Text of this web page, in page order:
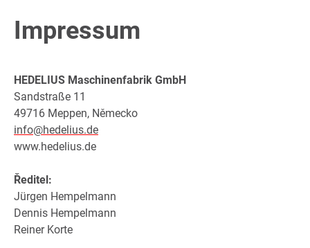
Impressum
HEDELIUS Maschinenfabrik GmbH
Sandstraße 11
49716 Meppen, Německo
info@hedelius.de
www.hedelius.de
Ředitel:
Jürgen Hempelmann
Dennis Hempelmann
Reiner Korte